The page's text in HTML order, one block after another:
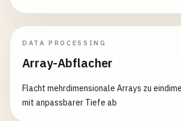
DATA PROCESSING
Array-Abflacher
Flacht mehrdimensionale Arrays zu
mit anpassbarer Tiefe ab